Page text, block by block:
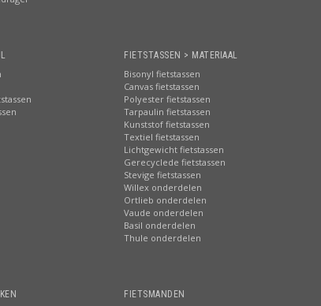
FIETSTASSEN > MATERIAAL
Bisonyl fietstassen
Canvas fietstassen
Polyester fietstassen
Tarpaulin fietstassen
Kunststof fietstassen
Textiel fietstassen
Lichtgewicht fietstassen
Gerecyclede fietstassen
Stevige fietstassen
Willex onderdelen
Ortlieb onderdelen
Vaude onderdelen
Basil onderdelen
Thule onderdelen
FIETSMANDEN